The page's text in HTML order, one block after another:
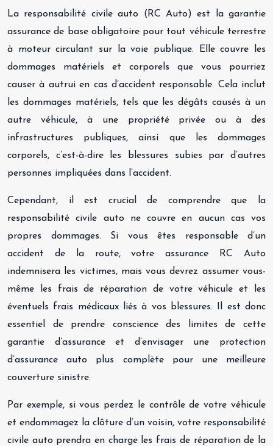
La responsabilité civile auto (RC Auto) est la garantie
assurance de base obligatoire pour tout véhicule terrestre
à moteur circulant sur la voie publique. Elle couvre les
dommages matériels et corporels que vous pourriez
causer à autrui en cas d’accident responsable. Cela inclut
les dommages matériels, tels que les dégâts causés à un
autre véhicule, à une propriété privée ou à des
infrastructures publiques, ainsi que les dommages
corporels, c’est-à-dire les blessures subies par d’autres
personnes impliquées dans l’accident.
Cependant, il est crucial de comprendre que la
responsabilité civile auto ne couvre en aucun cas vos
propres dommages. Si vous êtes responsable d’un
accident de la route, votre assurance RC Auto
indemnisera les victimes, mais vous devrez assumer vous-
même les frais de réparation de votre véhicule et les
éventuels frais médicaux liés à vos blessures. Il est donc
essentiel de prendre conscience des limites de cette
garantie d’assurance et d’envisager une protection
d’assurance auto plus complète pour une meilleure
couverture sinistre.
Par exemple, si vous perdez le contrôle de votre véhicule
et endommagez la clôture d’un voisin, votre responsabilité
civile auto prendra en charge les frais de réparation de la